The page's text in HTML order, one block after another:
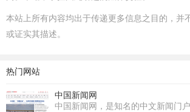
本站上所有内容均出于传递更多信息之目的，并
或证实其描述。
热门网站
中国新闻网
中国新闻网，是知名的中文新闻门